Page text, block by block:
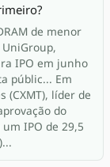
de menor
IPO em junho
públic... Em
(CXMT), líder de
do
IPO de 29,5